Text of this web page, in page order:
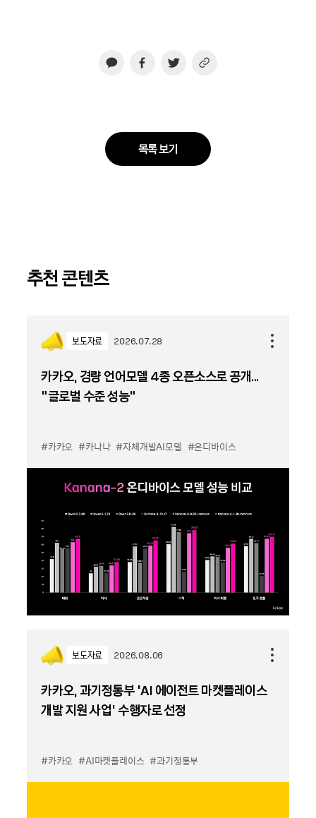
목록 보기
추천 콘텐츠
보도자료 2026.07.28
카카오, 경량 언어모델 4종 오픈소스로 공개...
“글로벌 수준 성능”
#카카오 #카나나 #자체개발AI모델 #온디바이스
보도자료 2026.08.06
카카오, 과기정통부 ‘AI 에이전트 마켓플레이스
개발 지원 사업’ 수행자로 선정
#카카오 #AI마켓플레이스 #과기정통부